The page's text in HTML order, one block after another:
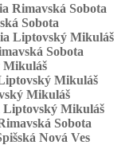
Rimavská Sobota
Sobota
Liptovský Mikuláš
Sobota
Mikuláš
Mikuláš
Mikuláš
Sobota
Nová Ves